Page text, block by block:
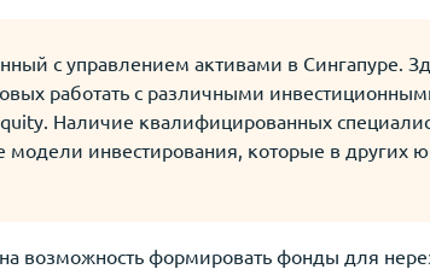
с управлением активами в Сингапуре.
работать с различными
Наличие квалифицированных
модели инвестирования, которые в
возможность формировать фонды для